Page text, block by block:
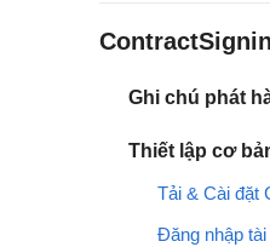
Ghi chú phát
Thiết lập cơ
Tải & Cài đặt
Đăng nhập